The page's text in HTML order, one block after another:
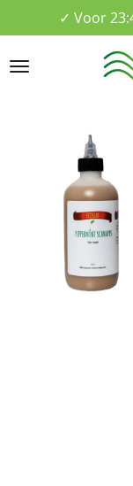
direct
naar
✓ Voor